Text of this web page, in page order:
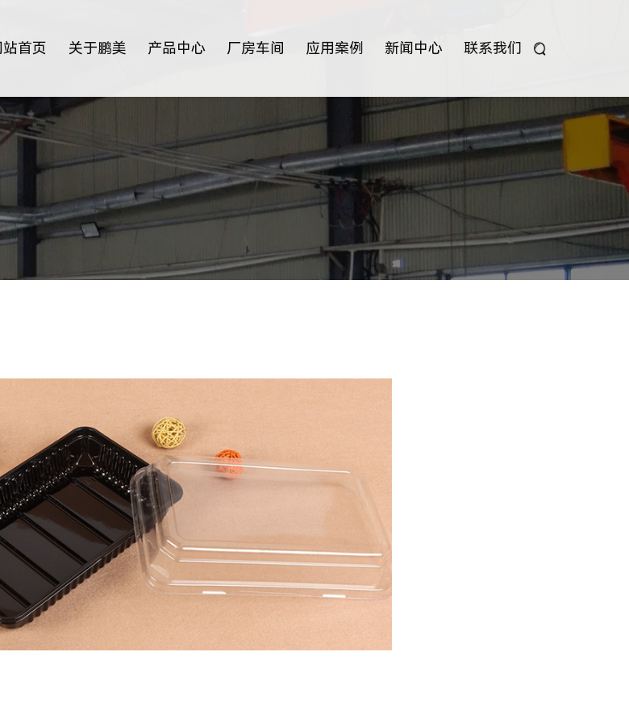
站首页 关于鹏美 产品中心 厂房车间 应用案例 新闻中心 联系我们